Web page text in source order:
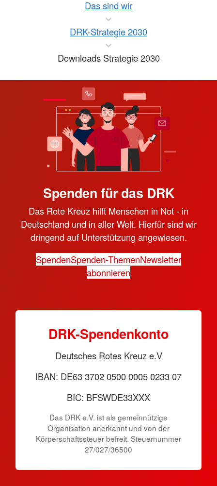
Das sind wir
DRK-Strategie 2030
Downloads Strategie 2030
Spenden für das DRK
Das Rote Kreuz hilft Menschen in Not - in
Deutschland und in aller Welt. Hierfür sind wir
dringend auf Unterstützung angewiesen.
SpendenSpenden-ThemenNewsletter
abonnieren
DRK-Spendenkonto
Deutsches Rotes Kreuz e.V
IBAN: DE63 3702 0500 0005 0233 07
BIC: BFSWDE33XXX
Das DRK e.V. ist als gemeinnützige
Organisation anerkannt und von der
Körperschaftssteuer befreit. Steuernummer
27/027/36500